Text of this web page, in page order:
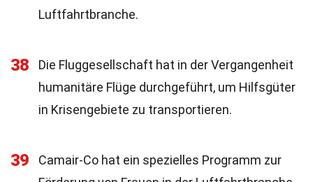
Luftfahrtbranche.
38
Die Fluggesellschaft hat in der Vergangenheit
humanitäre Flüge durchgeführt, um Hilfsgüter
in Krisengebiete zu transportieren.
39
Camair-Co hat ein spezielles Programm zur